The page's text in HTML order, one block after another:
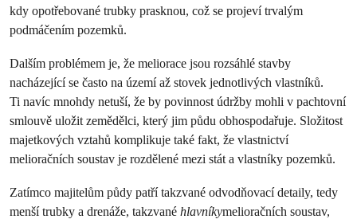
kdy opotřebované trubky prasknou, což se projeví trvalým
podmáčením pozemků.
Dalším problémem je, že meliorace jsou rozsáhlé stavby
nacházející se často na území až stovek jednotlivých vlastníků.
Ti navíc mnohdy netuší, že by povinnost údržby mohli v pachtovní
smlouvě uložit zemědělci, který jim půdu obhospodařuje. Složitost
majetkových vztahů komplikuje také fakt, že vlastnictví
melioračních soustav je rozdělené mezi stát a vlastníky pozemků.
Zatímco majitelům půdy patří takzvané odvodňovací detaily, tedy
menší trubky a drenáže, takzvané hlavníkymelioračních soustav,